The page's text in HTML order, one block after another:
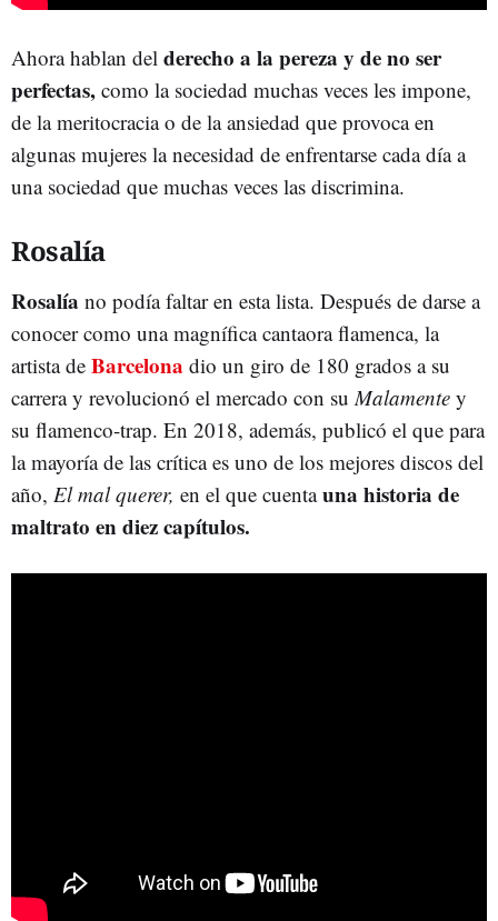
Ahora hablan del derecho a la pereza y de no ser
perfectas, como la sociedad muchas veces les impone,
de la meritocracia o de la ansiedad que provoca en
algunas mujeres la necesidad de enfrentarse cada día a
una sociedad que muchas veces las discrimina.
Rosalía
Rosalía no podía faltar en esta lista. Después de darse a
conocer como una magnífica cantaora flamenca, la
artista de Barcelona dio un giro de 180 grados a su
carrera y revolucionó el mercado con suMalamente y
su flamenco-trap. En 2018, además, publicó el que para
la mayoría de las crítica es uno de los mejores discos del
año, El mal querer, en el que cuentauna historia de
maltrato en diez capítulos.